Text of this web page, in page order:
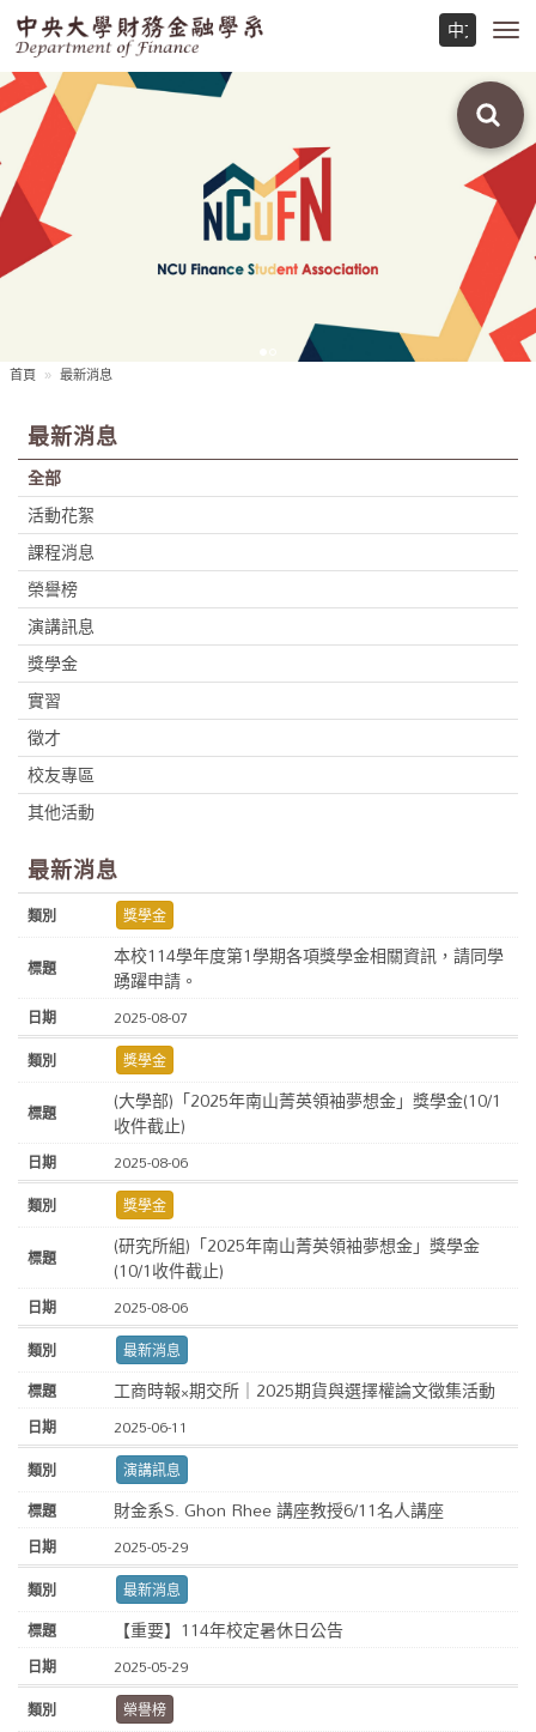
首頁 最新消息
最新消息
全部
活動花絮
課程消息
榮譽榜
演講訊息
獎學金
實習
徵才
校友專區
其他活動
最新消息
獎學金
本校114學年度第1學期各項獎學金相關資訊，請同學
踴躍申請。
2025-08-07
獎學金
(大學部)「2025年南山菁英領袖夢想金」獎學金(10/1
收件截止)
2025-08-06
獎學金
(研究所組)「2025年南山菁英領袖夢想金」獎學金
(10/1收件截止)
2025-08-06
最新消息
工商時報×期交所｜2025期貨與選擇權論文徵集活動
2025-06-11
演講訊息
財金系S. Ghon Rhee 講座教授6/11名人講座
2025-05-29
最新消息
【重要】114年校定暑休日公告
2025-05-29
榮譽榜